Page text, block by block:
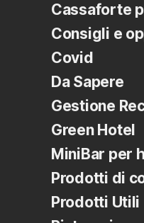
Cassaforte
Consigli e
Covid
Da Sapere
Gestione
Green Hotel
MiniBar per
Prodotti di
Prodotti Utili